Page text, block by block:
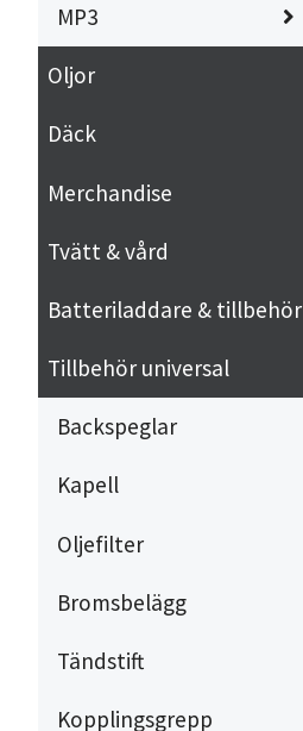
MP3
Oljor
Däck
Merchandise
Tvätt & vård
Batteriladdare & tillbehör
Tillbehör universal
Backspeglar
Kapell
Oljefilter
Bromsbelägg
Tändstift
Kopplingsgrepp